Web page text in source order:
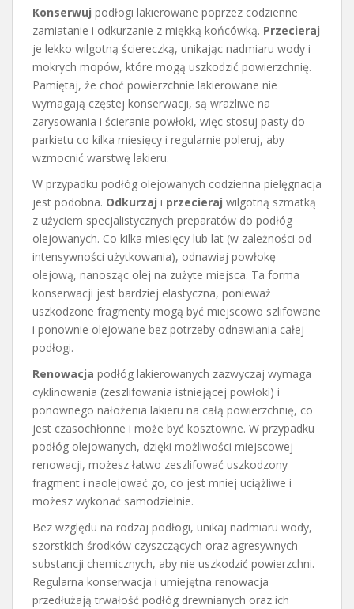
Konserwuj podłogi lakierowane poprzez codzienne
zamiatanie i odkurzanie z miękką końcówką. Przecieraj
je lekko wilgotną ściereczką, unikając nadmiaru wody i
mokrych mopów, które mogą uszkodzić powierzchnię.
Pamiętaj, że choć powierzchnie lakierowane nie
wymagają częstej konserwacji, są wrażliwe na
zarysowania i ścieranie powłoki, więc stosuj pasty do
parkietu co kilka miesięcy i regularnie poleruj, aby
wzmocnić warstwę lakieru.
W przypadku podłóg olejowanych codzienna pielęgnacja
jest podobna. Odkurzaj i przecieraj wilgotną szmatką
z użyciem specjalistycznych preparatów do podłóg
olejowanych. Co kilka miesięcy lub lat (w zależności od
intensywności użytkowania), odnawiaj powłokę
olejową, nanosząc olej na zużyte miejsca. Ta forma
konserwacji jest bardziej elastyczna, ponieważ
uszkodzone fragmenty mogą być miejscowo szlifowane
i ponownie olejowane bez potrzeby odnawiania całej
podłogi.
Renowacja podłóg lakierowanych zazwyczaj wymaga
cyklinowania (zeszlifowania istniejącej powłoki) i
ponownego nałożenia lakieru na całą powierzchnię, co
jest czasochłonne i może być kosztowne. W przypadku
podłóg olejowanych, dzięki możliwości miejscowej
renowacji, możesz łatwo zeszlifować uszkodzony
fragment i naolejować go, co jest mniej uciążliwe i
możesz wykonać samodzielnie.
Bez względu na rodzaj podłogi, unikaj nadmiaru wody,
szorstkich środków czyszczących oraz agresywnych
substancji chemicznych, aby nie uszkodzić powierzchni.
Regularna konserwacja i umiejętna renowacja
przedłużają trwałość podłóg drewnianych oraz ich